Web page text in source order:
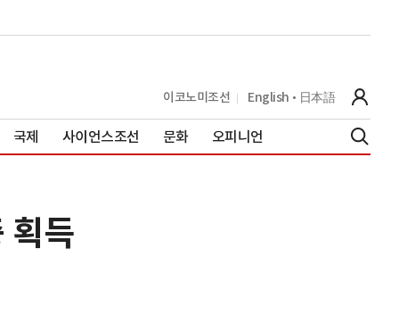
이코노미조선 English 日本語
국제 사이언스조선 문화 오피니언
획득